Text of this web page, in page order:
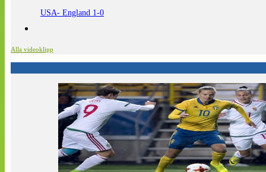
USA- England 1-0
Alla videoklipp